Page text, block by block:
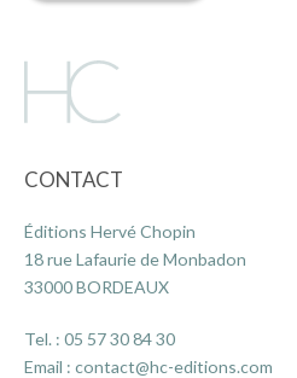
INSCRIPTION
CONTACT
Éditions Hervé Chopin
18 rue Lafaurie de Monbadon
33000 BORDEAUX
Tel. : 05 57 30 84 30
Email : contact@hc-editions.com